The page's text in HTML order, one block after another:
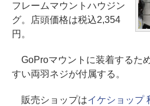
フレームマウントハウジン
グ。店頭価格は税込2,354
円。
GoProマウントに装着するた
すい両羽ネジが付属する。
販売ショップはイケショップ